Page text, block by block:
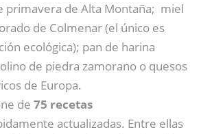
primavera de Alta Montaña; miel
de Colmenar (el único es
ecológica); pan de harina
de piedra zamorano o quesos
de Europa.
de 75 recetas
actualizadas. Entre ellas